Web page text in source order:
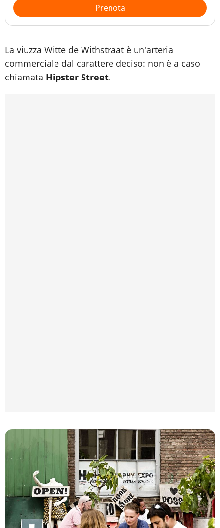
Prenota
La viuzza Witte de Withstraat è un'arteria
commerciale dal carattere deciso: non è a caso
chiamata Hipster Street.